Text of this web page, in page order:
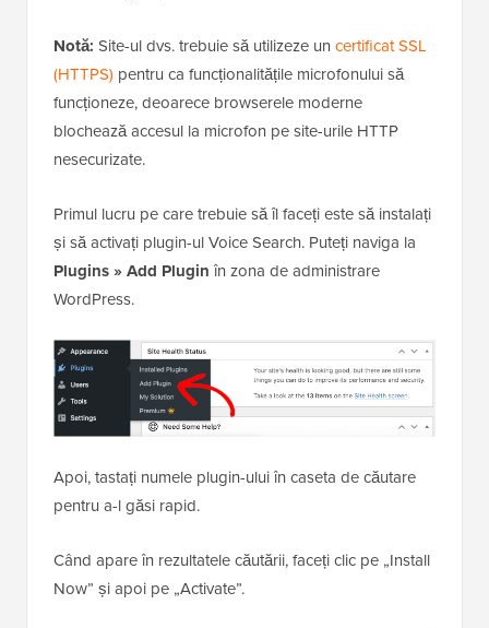
Notă: Site-ul dvs. trebuie să utilizeze un certificat SSL
(HTTPS) pentru ca funcționalitățile microfonului să
funcționeze, deoarece browserele moderne
blochează accesul la microfon pe site-urile HTTP
nesecurizate.
Primul lucru pe care trebuie să îl faceți este să instalați
și să activați plugin-ul Voice Search. Puteți naviga la
Plugins » Add Plugin în zona de administrare
WordPress.
Apoi, tastați numele plugin-ului în caseta de căutare
pentru a-l găsi rapid.
Când apare în rezultatele căutării, faceți clic pe „Install
Now” și apoi pe „Activate”.